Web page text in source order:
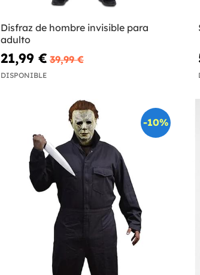
Disfraz de hombre invisible para
adulto
21,99 € 39,99 €
DISPONIBLE
-10%